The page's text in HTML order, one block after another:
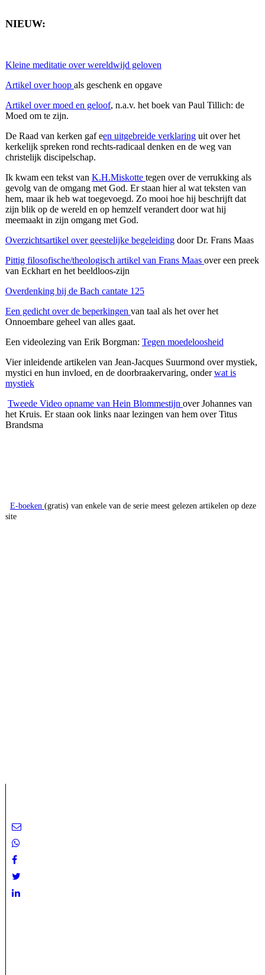
NIEUW:
Kleine meditatie over wereldwijd geloven
Artikel over hoop als geschenk en opgave
Artikel over moed en geloof, n.a.v. het boek van Paul Tillich: de
Moed om te zijn.
De Raad van kerken gaf een uitgebreide verklaringuit over het
kerkelijk spreken rond rechts-radicaal denken en de weg van
christelijk discipelschap.
Ik kwam een tekst van K.H.Miskotte tegen over de verrukking als
gevolg van de omgang met God. Er staan hier al wat teksten van
hem, maar ik heb wat toegevoegd. Zo mooi hoe hij beschrijft dat
zijn blik op de wereld en op hemzelf verandert door wat hij
meemaakt in zijn omgang met God.
Overzichtsartikel over geestelijke begeleidingdoor Dr. Frans Maas
Pittig filosofische/theologisch artikel van Frans Maas over een preek
van Eckhart en het beeldloos-zijn
Overdenking bij de Bach cantate 125
Een gedicht over de beperkingen van taal als het over het
Onnoembare geheel van alles gaat.
Een videolezing van Erik Borgman: Tegen moedeloosheid
Vier inleidende artikelen van Jean-Jacques Suurmond over mystiek,
mystici en hun invloed, en de doorbraakervaring, onderwat is
mystiek
Tweede Video opname van Hein Blommestijn over Johannes van
het Kruis. Er staan ook links naar lezingen van hem over Titus
Brandsma
E-boeken (gratis) van enkele van de serie meest gelezen artikelen op deze
site